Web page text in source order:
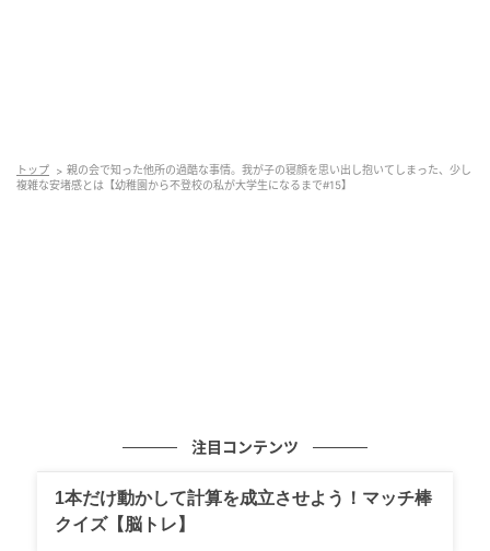
トップ
親の会で知った他所の過酷な事情。我が子の寝顔を思い出し抱いてしまった、少し
複雑な安堵感とは【幼稚園から不登校の私が大学生になるまで#15】
注目コンテンツ
1本だけ動かして計算を成立させよう！マッチ棒
クイズ【脳トレ】